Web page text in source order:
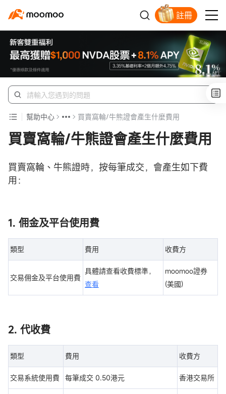
註冊
幫助中心 買賣窩輪/牛熊證會產生什麼費用
買賣窩輪/牛熊證會產生什麼費用
買賣窩輪、牛熊證時，按每筆成交，會產生如下費
用：
1. 佣金及平台使用費
類型 費用 收費方
交易佣金及平台使用費
具體請查看收費標準，
查看
moomoo證券
(美國)
2. 代收費
類型 費用 收費方
交易系統使用費 每筆成交 0.50港元 香港交易所